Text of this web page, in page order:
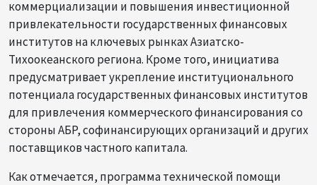
коммерциализации и повышения инвестиционной
привлекательности государственных финансовых
институтов на ключевых рынках Азиатско-
Тихоокеанского региона. Кроме того, инициатива
предусматривает укрепление институционального
потенциала государственных финансовых институтов
для привлечения коммерческого финансирования со
стороны АБР, софинансирующих организаций и других
поставщиков частного капитала.
Как отмечается, программа технической помощи